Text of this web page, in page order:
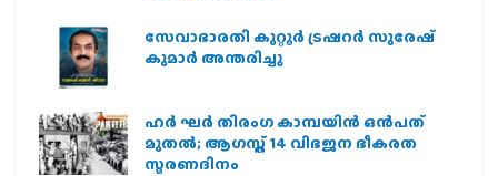
സേവാഭാരതി കുറ്റൂർ ട്രഷറർ സുരേഷ്
കുമാർ അന്തരിച്ചു
ഹര്‍ ഘര്‍ തിരംഗ കാമ്പയിന്‍ ഒന്‍പത്
മുതല്‍; ആഗസ്ത് 14 വിഭജന ഭീകരത
സ്മരണദിനം